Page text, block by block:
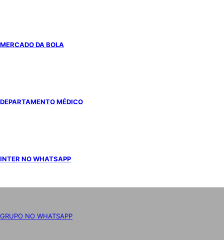
MERCADO DA BOLA
DEPARTAMENTO MÉDICO
INTER NO WHATSAPP
GRUPO NO WHATSAPP